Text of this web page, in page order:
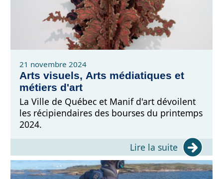
21 novembre 2024
Arts visuels, Arts médiatiques et
métiers d'art
La Ville de Québec et Manif d'art dévoilent
les récipiendaires des bourses du printemps
2024.
Lire la suite